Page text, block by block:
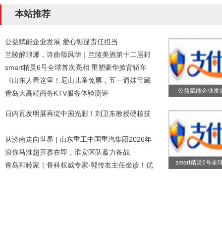
本站推荐
公益赋能企业发展 爱心彰显责任担当
兰陵醉琅琊，诗曲颂风华｜兰陵美酒第十二届封
smart精灵6号全球首次亮相 重塑豪华掀背轿车
《山东人看这里！尼山儿童免票，五一遛娃宝藏
青岛大高端商务KTV服务体验测评
日内瓦发明展再绽中国光彩！刘卫东教授硬核技
从济南走向世界 | 山东重工中国重汽集团2026年
浪你马淮超开赛在即，淮安区队蓄力备战
青岛和睦家｜骨科权威专家-郭传友主任坐诊！优
公益赋能企业发
smart精灵6号全